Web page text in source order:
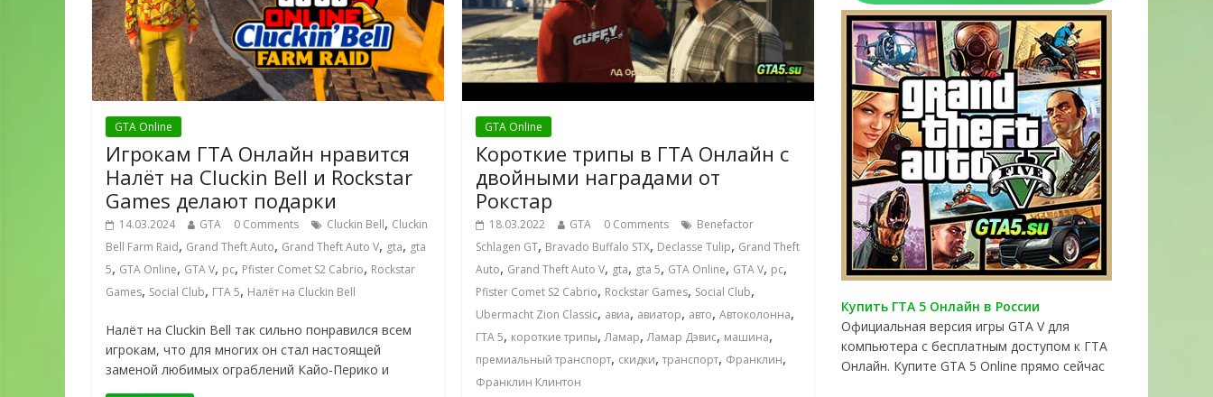
GTA Online
Игрокам ГТА Онлайн нравится
Налёт на Cluckin Bell и Rockstar
Games делают подарки
14.03.2024 GTA 0 Comments Cluckin Bell, Cluckin
Bell Farm Raid, Grand Theft Auto, Grand Theft Auto V, gta, gta
5, GTA Online, GTA V, pc, Pfister Comet S2 Cabrio, Rockstar
Games, Social Club, ГТА 5, Налёт на Cluckin Bell
Налёт на Cluckin Bell так сильно понравился всем
игрокам, что для многих он стал настоящей
заменой любимых ограблений Кайо-Перико и
GTA Online
Короткие трипы в ГТА Онлайн с
двойными наградами от
Рокстар
18.03.2022 GTA 0 Comments
Benefactor
Schlagen GT, Bravado Buffalo STX, Declasse Tulip, Grand Theft
Auto, Grand Theft Auto V, gta, gta 5, GTA Online, GTA V, pc,
Pfister Comet S2 Cabrio, Rockstar Games, Social Club,
Ubermacht Zion Classic, авиа, авиатор, авто,Автоколонна,
ГТА 5, короткие трипы,Ламар,Ламар Дэвис, машина,
премиальный транспорт, скидки,транспорт, Франклин,
Франклин Клинтон
Купить ГТА 5 Онлайн в России
Официальная версия игры GTA V для
компьютера с бесплатным доступом к ГТА
Онлайн. Купите GTA 5 Online прямо сейчас